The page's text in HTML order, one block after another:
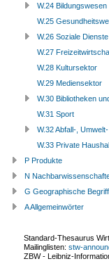
W.24 Bildungswesen
W.25
W.26 Soziale Dienste
W.27
W.28 Kultursektor
W.29 Mediensektor
W.30 Bibliotheken
W.31 Sport
W.32 Abfall-,
W.33 Private
P Produkte
N
G Geographische
A Allgemeinwörter
Standard-Thesaurus
Mailinglisten: stw-
ZBW - Leibniz-